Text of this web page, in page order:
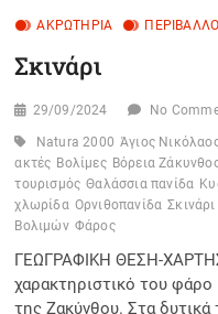
ΑΚΡΩΤΉΡΙΑ
Σκινάρι
29/09/2024 No
Natura 2000 Άγιος
ακτές Βολίμες Βόρεια
τουρισμός Θαλάσσια πανίδα
χλωρίδα Ορνιθοπανίδα Σκινάρι
Βολιμών Φάρος
ΓΕΩΓΡΑΦΙΚΗ ΘΕΣΗ-
χαρακτηριστικό του
της Ζακύνθου. Στα δυτικά